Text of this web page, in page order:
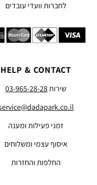
לחברות וועדי עובדים
HELP & CONTACT
שירות03-965-28-28
service@dadapark.co.il
זמני פעילות ומענה
איסוף עצמי ומשלוחים
החלפות והחזרות